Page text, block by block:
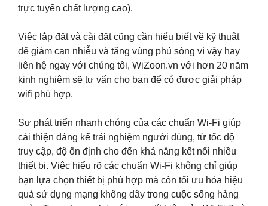
trực tuyến chất lượng cao).
Việc lắp đặt và cài đặt cũng cần hiểu biết về kỹ thuật
để giảm can nhiễu và tăng vùng phủ sóng vì vậy hay
liên hệ ngay với chúng tôi, WiZoon.vn với hơn 20 năm
kinh nghiệm sẽ tư vấn cho bạn để có được giải pháp
wifi phù hợp.
Sự phát triển nhanh chóng của các chuẩn Wi-Fi giúp
cải thiện đáng kể trải nghiệm người dùng, từ tốc độ
truy cập, độ ổn định cho đến khả năng kết nối nhiều
thiết bị. Việc hiểu rõ các chuẩn Wi-Fi không chỉ giúp
bạn lựa chọn thiết bị phù hợp mà còn tối ưu hóa hiệu
quả sử dụng mạng không dây trong cuộc sống hàng